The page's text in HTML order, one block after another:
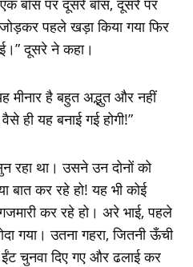
पहले खड़ा किया गया फिर
दूसरे ने कहा।
मीनार है बहुत अद्भुत और नहीं
ही यह बनाई गई होगी!”
रहा था। उसने उन दोनों को
बात कर रहे हो! यह भी कोई
कर रहे हो। अरे भाई, पहले
गया। उतना गहरा, जितनी ऊँची
चुनवा दिए गए और ढलाई कर